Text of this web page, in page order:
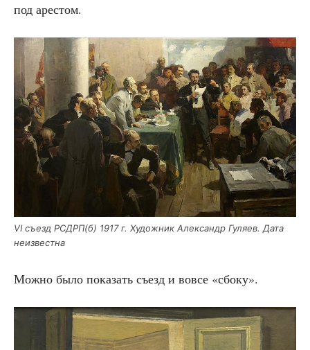
под арестом.
VI съезд РСДРП(б) 1917 г. Худож­ник Алек­сандр Гуля­ев. Дата
неизвестна
Мож­но было пока­зать съезд и вовсе «сбо­ку».